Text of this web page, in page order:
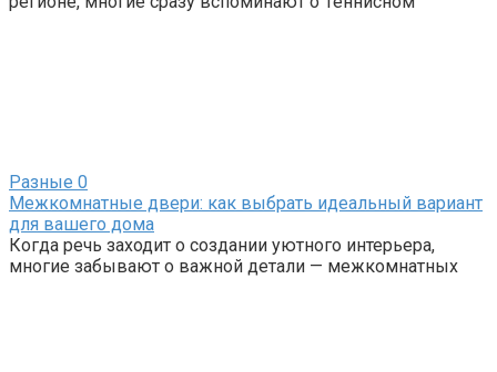
Разные 0
Межкомнатные двери: как выбрать идеальный вариант
для вашего дома
Когда речь заходит о создании уютного интерьера,
многие забывают о важной детали — межкомнатных